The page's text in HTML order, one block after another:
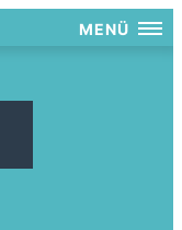
MENÜ